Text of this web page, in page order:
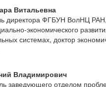
Витальевна
директора ФГБУН ВолНЦ
экономического
системах, доктор
Владимирович
заведующего отделом